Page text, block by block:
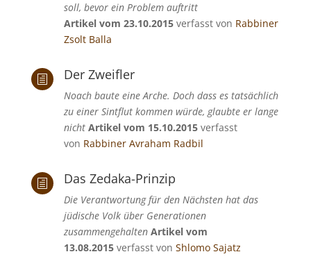
soll, bevor ein Problem auftritt
Artikel vom 23.10.2015verfasst von Rabbiner
Zsolt Balla
h Der Zweifler
Noach baute eine Arche. Doch dass es tatsächlich
zu einer Sintflut kommen würde, glaubte er lange
nicht Artikel vom 15.10.2015verfasst
von Rabbiner Avraham Radbil
h Das Zedaka-Prinzip
Die Verantwortung für den Nächsten hat das
jüdische Volk über Generationen
zusammengehalten Artikel vom
13.08.2015verfasst von Shlomo Sajatz